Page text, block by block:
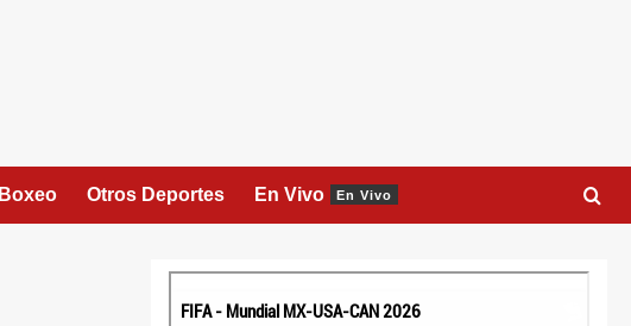
Boxeo Otros Deportes En Vivo En Vivo